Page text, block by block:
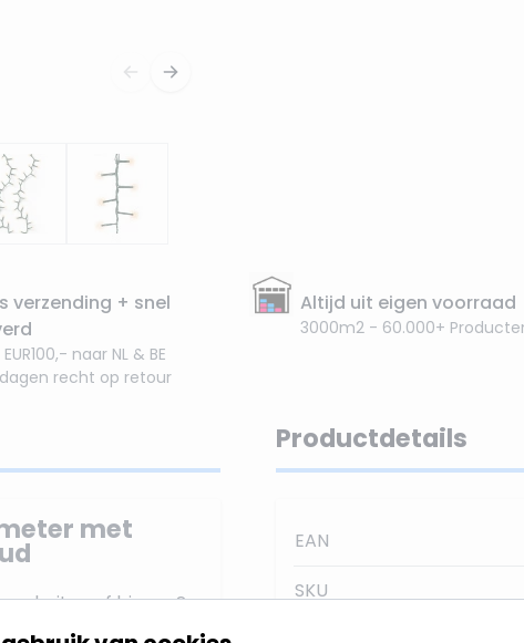
verzending + snel
naar NL & BE
recht op retour
Altijd uit eigen voorraad
3000m2 - 60.000+
met
buiten of binnen?
verlichtingis
Productdetails
EAN
SKU